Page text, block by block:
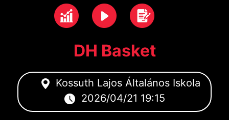
DH Basket
Kossuth Lajos Általános Iskola
2026/04/21 19:15